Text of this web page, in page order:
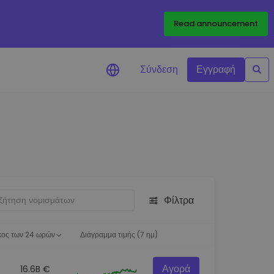
Read announcement
Σύνδεση Εγγραφή
Φίλτρα
των 24 ωρών Διάγραμμα τιμής (7 ημ)
16.6B € Αγορά